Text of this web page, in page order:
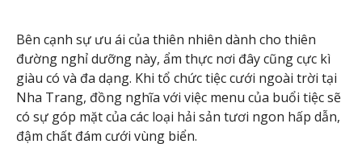
Bên cạnh sự ưu ái của thiên nhiên dành cho thiên
đường nghỉ dưỡng này, ẩm thực nơi đây cũng cực kì
giàu có và đa dạng. Khi tổ chức tiệc cưới ngoài trời tại
Nha Trang, đồng nghĩa với việc menu của buổi tiệc sẽ
có sự góp mặt của các loại hải sản tươi ngon hấp dẫn,
đậm chất đám cưới vùng biển.